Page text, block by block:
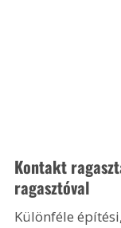
Kontakt
ragasztóval
Különféle